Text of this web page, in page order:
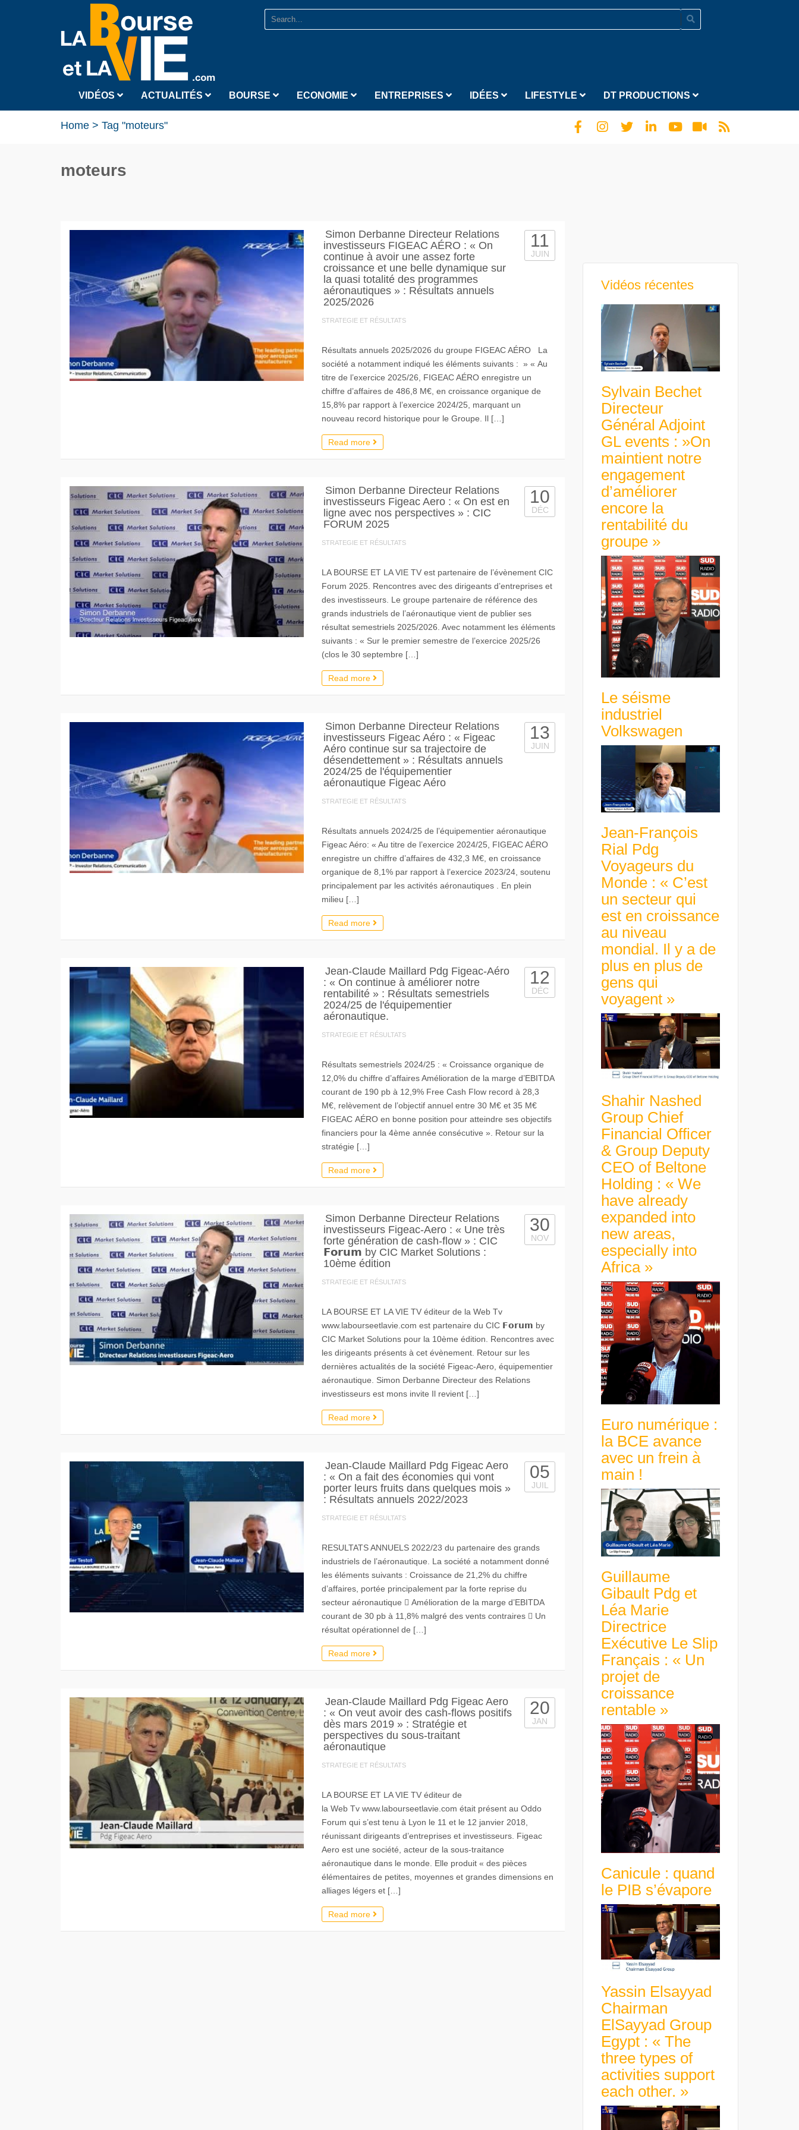
VIDÉOS ACTUALITÉS BOURSE ECONOMIE ENTREPRISES IDÉES LIFESTYLE DT PRODUCTIONS
Home > Tag "moteurs"
moteurs
Simon Derbanne Directeur Relations
investisseurs FIGEAC AÉRO : « On
continue à avoir une assez forte
croissance et une belle dynamique sur
la quasi totalité des programmes
aéronautiques » : Résultats annuels
2025/2026
STRATEGIE ET RÉSULTATS
11
JUIN
Résultats annuels 2025/2026 du groupe FIGEAC AÉRO La
société a notamment indiqué les éléments suivants : » « Au
titre de l’exercice 2025/26, FIGEAC AÉRO enregistre un
chiffre d’affaires de 486,8 M€, en croissance organique de
15,8% par rapport à l’exercice 2024/25, marquant un
nouveau record historique pour le Groupe. Il […]
Read more
Simon Derbanne Directeur Relations
investisseurs Figeac Aero : « On est en
ligne avec nos perspectives » : CIC
FORUM 2025
STRATEGIE ET RÉSULTATS
10
DÉC
LA BOURSE ET LA VIE TV est partenaire de l’évènement CIC
Forum 2025. Rencontres avec des dirigeants d’entreprises et
des investisseurs. Le groupe partenaire de référence des
grands industriels de l’aéronautique vient de publier ses
résultat semestriels 2025/2026. Avec notamment les éléments
suivants : « Sur le premier semestre de l’exercice 2025/26
(clos le 30 septembre […]
Read more
Simon Derbanne Directeur Relations
investisseurs Figeac Aéro : « Figeac
Aéro continue sur sa trajectoire de
désendettement » : Résultats annuels
2024/25 de l'équipementier
aéronautique Figeac Aéro
STRATEGIE ET RÉSULTATS
13
JUIN
Résultats annuels 2024/25 de l’équipementier aéronautique
Figeac Aéro: « Au titre de l’exercice 2024/25, FIGEAC AÉRO
enregistre un chiffre d’affaires de 432,3 M€, en croissance
organique de 8,1% par rapport à l’exercice 2023/24, soutenu
principalement par les activités aéronautiques . En plein
milieu […]
Read more
Jean-Claude Maillard Pdg Figeac-Aéro
: « On continue à améliorer notre
rentabilité » : Résultats semestriels
2024/25 de l'équipementier
aéronautique.
STRATEGIE ET RÉSULTATS
12
DÉC
Résultats semestriels 2024/25 : « Croissance organique de
12,0% du chiffre d’affaires Amélioration de la marge d’EBITDA
courant de 190 pb à 12,9% Free Cash Flow record à 28,3
M€, relèvement de l’objectif annuel entre 30 M€ et 35 M€
FIGEAC AÉRO en bonne position pour atteindre ses objectifs
financiers pour la 4ème année consécutive ». Retour sur la
stratégie […]
Read more
Simon Derbanne Directeur Relations
investisseurs Figeac-Aero : « Une très
forte génération de cash-flow » : CIC
𝗙𝗼𝗿𝘂𝗺 by CIC Market Solutions :
10ème édition
STRATEGIE ET RÉSULTATS
30
NOV
LA BOURSE ET LA VIE TV éditeur de la Web Tv
www.labourseetlavie.com est partenaire du CIC 𝗙𝗼𝗿𝘂𝗺 by
CIC Market Solutions pour la 10ème édition. Rencontres avec
les dirigeants présents à cet évènement. Retour sur les
dernières actualités de la société Figeac-Aero, équipementier
aéronautique. Simon Derbanne Directeur des Relations
investisseurs est mons invite Il revient […]
Read more
Jean-Claude Maillard Pdg Figeac Aero
: « On a fait des économies qui vont
porter leurs fruits dans quelques mois »
: Résultats annuels 2022/2023
STRATEGIE ET RÉSULTATS
05
JUIL
RESULTATS ANNUELS 2022/23 du partenaire des grands
industriels de l’aéronautique. La société a notamment donné
les éléments suivants : Croissance de 21,2% du chiffre
d’affaires, portée principalement par la forte reprise du
secteur aéronautique  Amélioration de la marge d’EBITDA
courant de 30 pb à 11,8% malgré des vents contraires  Un
résultat opérationnel de […]
Read more
Jean-Claude Maillard Pdg Figeac Aero
: « On veut avoir des cash-flows positifs
dès mars 2019 » : Stratégie et
perspectives du sous-traitant
aéronautique
STRATEGIE ET RÉSULTATS
20
JAN
LA BOURSE ET LA VIE TV éditeur de
la Web Tv www.labourseetlavie.com était présent au Oddo
Forum qui s’est tenu à Lyon le 11 et le 12 janvier 2018,
réunissant dirigeants d’entreprises et investisseurs. Figeac
Aero est une société, acteur de la sous-traitance
aéronautique dans le monde. Elle produit « des pièces
élémentaires de petites, moyennes et grandes dimensions en
alliages légers et […]
Read more
Vidéos récentes
Sylvain Bechet
Directeur
Général Adjoint
GL events : »On
maintient notre
engagement
d’améliorer
encore la
rentabilité du
groupe »
Le séisme
industriel
Volkswagen
Jean-François
Rial Pdg
Voyageurs du
Monde : « C’est
un secteur qui
est en croissance
au niveau
mondial. Il y a de
plus en plus de
gens qui
voyagent »
Shahir Nashed
Group Chief
Financial Officer
& Group Deputy
CEO of Beltone
Holding : « We
have already
expanded into
new areas,
especially into
Africa »
Euro numérique :
la BCE avance
avec un frein à
main !
Guillaume
Gibault Pdg et
Léa Marie
Directrice
Exécutive Le Slip
Français : « Un
projet de
croissance
rentable »
Canicule : quand
le PIB s’évapore
Yassin Elsayyad
Chairman
ElSayyad Group
Egypt : « The
three types of
activities support
each other. »